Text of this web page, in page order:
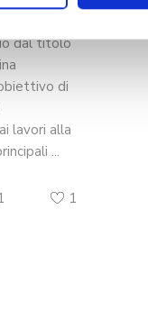
dal titolo
di
lavori alla
...
1